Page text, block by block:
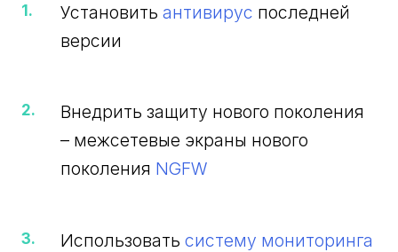
Установить антивирус последней
версии
Внедрить защиту нового поколения
– межсетевые экраны нового
поколения NGFW
Использовать систему мониторинга